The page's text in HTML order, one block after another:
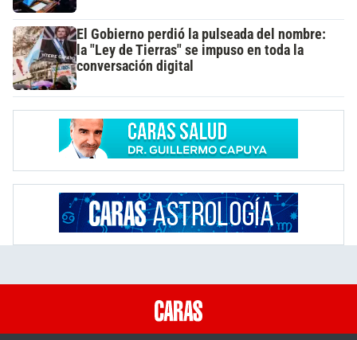
El Gobierno perdió la pulseada del nombre:
la "Ley de Tierras" se impuso en toda la
conversación digital